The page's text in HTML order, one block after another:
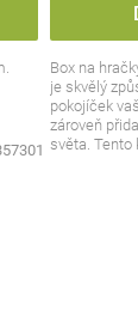
Box na
je skvělý
pokojíček
zároveň
světa. Tento